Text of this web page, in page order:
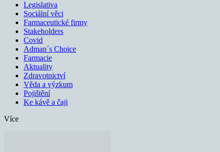
Legislativa
Sociální věci
Farmaceutické firmy
Stakeholders
Covid
Adman´s Choice
Farmacie
Aktuality
Zdravotnictví
Věda a výzkum
Pojištění
Ke kávě a čaji
Více